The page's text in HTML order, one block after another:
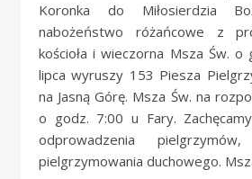
Koronka do Miłosierdzia
nabożeństwo różańcowe z
kościoła i wieczorna Msza Św. o
lipca wyruszy 153 Piesza
na Jasną Górę. Msza Św. na
o godz. 7:00 u Fary.
odprowadzenia
pielgrzymowania duchowego.